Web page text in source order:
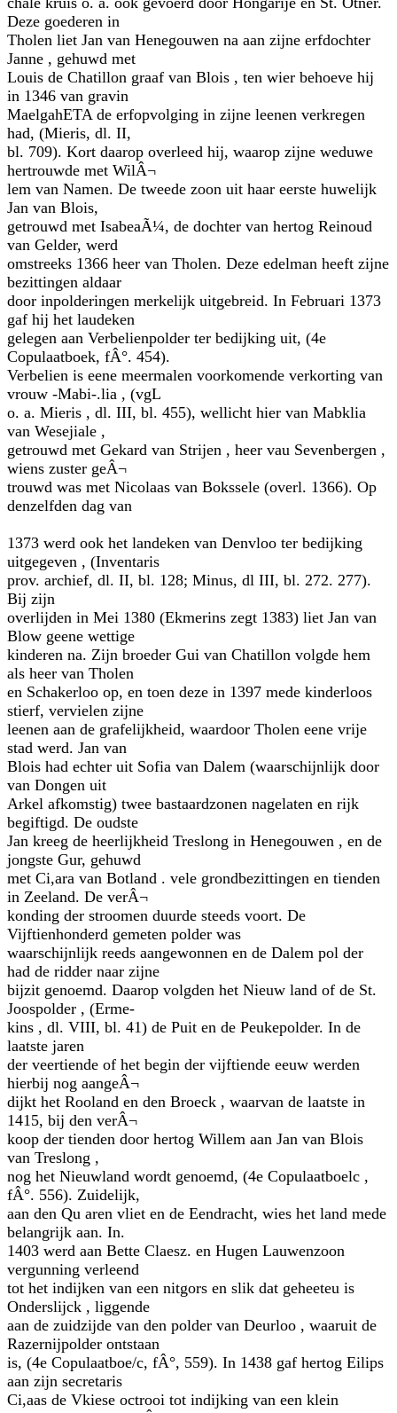
Deze goederen in
Tholen liet Jan van Henegouwen na aan zijne erfdochter
Janne , gehuwd met
Louis de Chatillon graaf van Blois , ten wier behoeve hij
in 1346 van gravin
MaelgahETA de erfopvolging in zijne leenen verkregen
had, (Mieris, dl. II,
bl. 709). Kort daarop overleed hij, waarop zijne weduwe
hertrouwde met WilÂ¬
lem van Namen. De tweede zoon uit haar eerste huwelijk
Jan van Blois,
getrouwd met IsabeaÃ¼, de dochter van hertog Reinoud
van Gelder, werd
omstreeks 1366 heer van Tholen. Deze edelman heeft zijne
bezittingen aldaar
door inpolderingen merkelijk uitgebreid. In Februari 1373
gaf hij het laudeken
gelegen aan Verbelienpolder ter bedijking uit, (4e
Copulaatboek, fÂ°. 454).
Verbelien is eene meermalen voorkomende verkorting van
vrouw -Mabi-.lia , (vgL
o. a. Mieris , dl. III, bl. 455), wellicht hier van Mabklia
van Wesejiale ,
getrouwd met Gekard van Strijen , heer vau Sevenbergen ,
wiens zuster geÂ¬
trouwd was met Nicolaas van Bokssele (overl. 1366). Op
denzelfden dag van
1373 werd ook het landeken van Denvloo ter bedijking
uitgegeven , (Inventaris
prov. archief, dl. II, bl. 128; Minus, dl III, bl. 272. 277).
Bij zijn
overlijden in Mei 1380 (Ekmerins zegt 1383) liet Jan van
Blow geene wettige
kinderen na. Zijn broeder Gui van Chatillon volgde hem
als heer van Tholen
en Schakerloo op, en toen deze in 1397 mede kinderloos
stierf, vervielen zijne
leenen aan de grafelijkheid, waardoor Tholen eene vrije
stad werd. Jan van
Blois had echter uit Sofia van Dalem (waarschijnlijk door
van Dongen uit
Arkel afkomstig) twee bastaardzonen nagelaten en rijk
begiftigd. De oudste
Jan kreeg de heerlijkheid Treslong in Henegouwen , en de
jongste Gur, gehuwd
met Ci,ara van Botland . vele grondbezittingen en tienden
in Zeeland. De verÂ¬
konding der stroomen duurde steeds voort. De
Vijftienhonderd gemeten polder was
waarschijnlijk reeds aangewonnen en de Dalem pol der
had de ridder naar zijne
bijzit genoemd. Daarop volgden het Nieuw land of de St.
Joospolder , (Erme-
kins , dl. VIII, bl. 41) de Puit en de Peukepolder. In de
laatste jaren
der veertiende of het begin der vijftiende eeuw werden
hierbij nog aangeÂ¬
dijkt het Rooland en den Broeck , waarvan de laatste in
1415, bij den verÂ¬
koop der tienden door hertog Willem aan Jan van Blois
van Treslong ,
nog het Nieuwland wordt genoemd, (4e Copulaatboelc ,
fÂ°. 556). Zuidelijk,
aan den Qu aren vliet en de Eendracht, wies het land mede
belangrijk aan. In.
1403 werd aan Bette Claesz. en Hugen Lauwenzoon
vergunning verleend
tot het indijken van een nitgors en slik dat geheeteu is
Onderslijck , liggende
aan de zuidzijde van den polder van Deurloo , waaruit de
Razernijpolder ontstaan
is, (4e Copulaatboe/c, fÂ°, 559). In 1438 gaf hertog Eilips
aan zijn secretaris
Ci,aas de Vkiese octrooi tot indijking van een klein